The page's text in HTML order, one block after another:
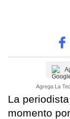
Agrega La
La
momento